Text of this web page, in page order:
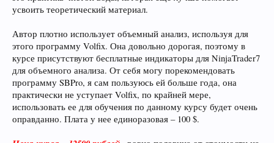
усвоить теоретический материал.
Автор плотно использует объемный анализ, используя для
этого программу Volfix. Она довольно дорогая, поэтому в
курсе присутствуют бесплатные индикаторы для NinjaTrader7
для объемного анализа. От себя могу порекомендовать
программу SBPro, я сам пользуюсь ей больше года, она
практически не уступает Volfix, по крайней мере,
использовать ее для обучения по данному курсу будет очень
оправданно. Плата у нее единоразовая – 100 $.